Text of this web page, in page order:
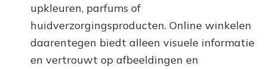
upkleuren, parfums of
huidverzorgingsproducten. Online winkelen
daarentegen biedt alleen visuele informatie
en vertrouwt op afbeeldingen en